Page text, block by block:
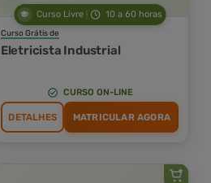
Curso Livre 10 a 60 horas
Curso Grátis de
Eletricista Industrial
CURSO ON-LINE
DETALHES MATRICULAR AGORA